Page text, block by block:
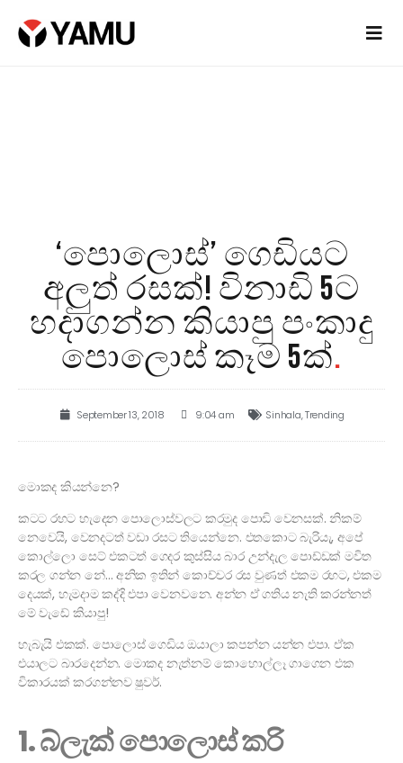
‘පොලොස්’ ගෙඩියට
අලුත් රසක්! විනාඩි 5ට
හදාගන්න කියාපු පංකාදු
පොලොස් කෑම 5ක්.
September 13, 2018 9:04 am Sinhala,Trending
මොකද කියන්නෙ?
කටට රහට හැදෙන පොලොස්වලට කරමුද පොඩි වෙනසක්. නිකම්
නෙවෙයි, වෙනදටත් වඩා රසට තියෙන්නෙ. එතකොට බැරියැ, අපේ
කොල්ලො සෙට් එකටත් ගෙදර කුස්සිය බාර උන්දැල පොඩ්ඩක් මවිත
කරල ගන්න නේ… අනික ඉතින් කොච්චර රස වුණත් එකම රහට, එකම
දෙයක්, හැමදාම කද්දි එපා වෙනවනෙ. අන්න ඒ ගතිය නැති කරන්නත්
මේ වැඩේ කියාපු!
හැබැයි එකක්. පොලොස් ගෙඩිය ඔයාලා කපන්න යන්න එපා. ඒක
එයාලට බාරදෙන්න. මොකද නැත්නම් කොහොල්ලෑ ගාගෙන එක
විකාරයක් කරගන්නව ෂුවර්.
1. බ්ලැක් පොලොස් කරි